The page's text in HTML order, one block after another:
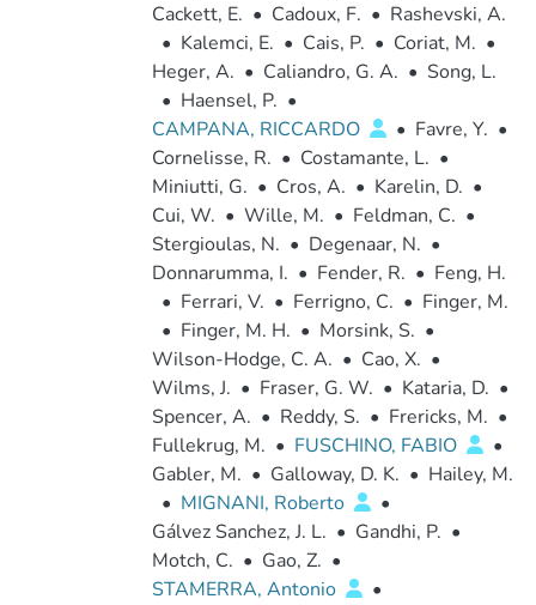
Cackett, E. • Cadoux, F. • Rashevski, A.
• Kalemci, E. • Cais, P. • Coriat, M. •
Heger, A. • Caliandro, G. A. • Song, L.
• Haensel, P. •
CAMPANA, RICCARDO
• Favre, Y. •
Cornelisse, R. • Costamante, L. •
Miniutti, G. • Cros, A. • Karelin, D. •
Cui, W. • Wille, M. • Feldman, C. •
Stergioulas, N. • Degenaar, N. •
Donnarumma, I. • Fender, R. • Feng, H.
• Ferrari, V. • Ferrigno, C. • Finger, M.
• Finger, M. H. • Morsink, S. •
Wilson-Hodge, C. A. • Cao, X. •
Wilms, J. • Fraser, G. W. • Kataria, D. •
Spencer, A. • Reddy, S. • Frericks, M. •
Fullekrug, M. • FUSCHINO, FABIO
•
Gabler, M. • Galloway, D. K. • Hailey, M.
• MIGNANI, Roberto
•
Gálvez Sanchez, J. L. • Gandhi, P. •
Motch, C. • Gao, Z. •
STAMERRA, Antonio
•